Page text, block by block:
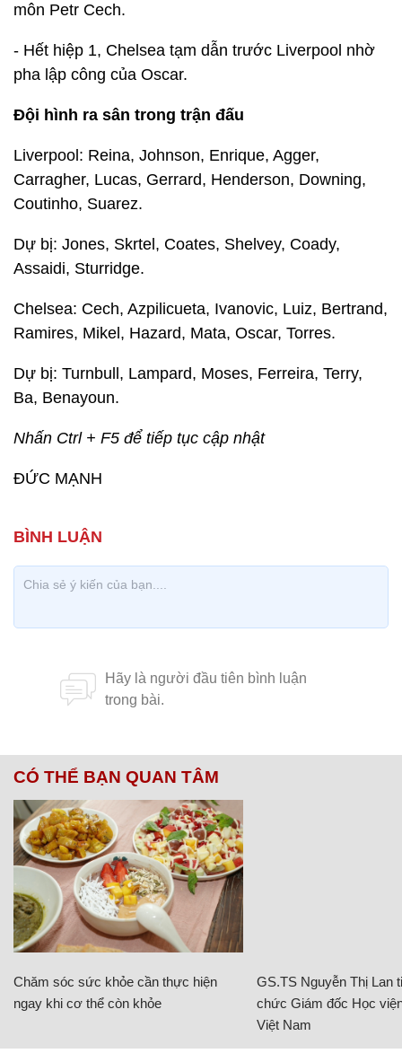
môn Petr Cech.
- Hết hiệp 1, Chelsea tạm dẫn trước Liverpool nhờ
pha lập công của Oscar.
Đội hình ra sân trong trận đấu
Liverpool: Reina, Johnson, Enrique, Agger,
Carragher, Lucas, Gerrard, Henderson, Downing,
Coutinho, Suarez.
Dự bị: Jones, Skrtel, Coates, Shelvey, Coady,
Assaidi, Sturridge.
Chelsea: Cech, Azpilicueta, Ivanovic, Luiz, Bertrand,
Ramires, Mikel, Hazard, Mata, Oscar, Torres.
Dự bị: Turnbull, Lampard, Moses, Ferreira, Terry,
Ba, Benayoun.
Nhấn Ctrl + F5 để tiếp tục cập nhật
ĐỨC MẠNH
CÓ THỂ BẠN QUAN TÂM
Chăm sóc sức khỏe cần thực hiện
ngay khi cơ thể còn khỏe
GS.TS Nguyễn Thị Lan
chức Giám đốc Học
Việt Nam